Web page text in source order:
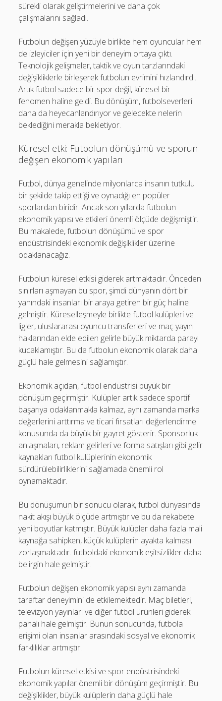
sürekli olarak geliştirmelerini ve daha çok
çalışmalarını sağladı.
Futbolun değişen yüzüyle birlikte hem oyuncular hem
de izleyiciler için yeni bir deneyim ortaya çıktı.
Teknolojik gelişmeler, taktik ve oyun tarzlarındaki
değişikliklerle birleşerek futbolun evrimini hızlandırdı.
Artık futbol sadece bir spor değil, küresel bir
fenomen haline geldi. Bu dönüşüm, futbolseverleri
daha da heyecanlandırıyor ve gelecekte nelerin
beklediğini merakla bekletiyor.
Küresel etki: Futbolun dönüşümü ve sporun
değişen ekonomik yapıları
Futbol, dünya genelinde milyonlarca insanın tutkulu
bir şekilde takip ettiği ve oynadığı en popüler
sporlardan biridir. Ancak son yıllarda futbolun
ekonomik yapısı ve etkileri önemli ölçüde değişmiştir.
Bu makalede, futbolun dönüşümü ve spor
endüstrisindeki ekonomik değişiklikler üzerine
odaklanacağız.
Futbolun küresel etkisi giderek artmaktadır. Önceden
sınırları aşmayan bu spor, şimdi dünyanın dört bir
yanındaki insanları bir araya getiren bir güç haline
gelmiştir. Küreselleşmeyle birlikte futbol kulüpleri ve
ligler, uluslararası oyuncu transferleri ve maç yayın
haklarından elde edilen gelirle büyük miktarda parayı
kucaklamıştır. Bu da futbolun ekonomik olarak daha
güçlü hale gelmesini sağlamıştır.
Ekonomik açıdan, futbol endüstrisi büyük bir
dönüşüm geçirmiştir. Kulüpler artık sadece sportif
başarıya odaklanmakla kalmaz, aynı zamanda marka
değerlerini arttırma ve ticari fırsatları değerlendirme
konusunda da büyük bir gayret gösterir. Sponsorluk
anlaşmaları, reklam gelirleri ve forma satışları gibi gelir
kaynakları futbol kulüplerinin ekonomik
sürdürülebilirliklerini sağlamada önemli rol
oynamaktadır.
Bu dönüşümün bir sonucu olarak, futbol dünyasında
nakit akışı büyük ölçüde artmıştır ve bu da rekabete
yeni boyutlar katmıştır. Büyük kulüpler daha fazla mali
kaynağa sahipken, küçük kulüplerin ayakta kalması
zorlaşmaktadır. futboldaki ekonomik eşitsizlikler daha
belirgin hale gelmiştir.
Futbolun değişen ekonomik yapısı aynı zamanda
taraftar deneyimini de etkilemektedir. Maç biletleri,
televizyon yayınları ve diğer futbol ürünleri giderek
pahalı hale gelmiştir. Bunun sonucunda, futbola
erişimi olan insanlar arasındaki sosyal ve ekonomik
farklılıklar artmıştır.
Futbolun küresel etkisi ve spor endüstrisindeki
ekonomik yapılar önemli bir dönüşüm geçirmiştir. Bu
değişiklikler, büyük kulüplerin daha güçlü hale